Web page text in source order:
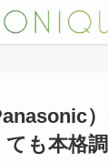
も本格